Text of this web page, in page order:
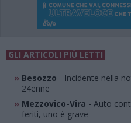
GLI ARTICOLI PIÙ LETTI
» Besozzo - Incidente nella
24enne
» Mezzovico-Vira - Auto
feriti, uno è grave